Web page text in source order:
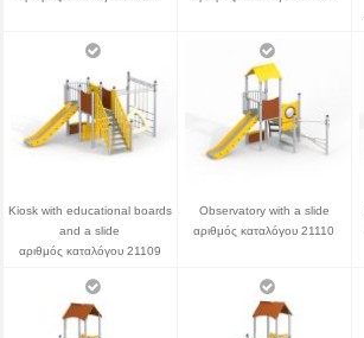
Kiosk with educational boards
and a slide
αριθμός καταλόγου 21109
Observatory with a slide
αριθμός καταλόγου 21110